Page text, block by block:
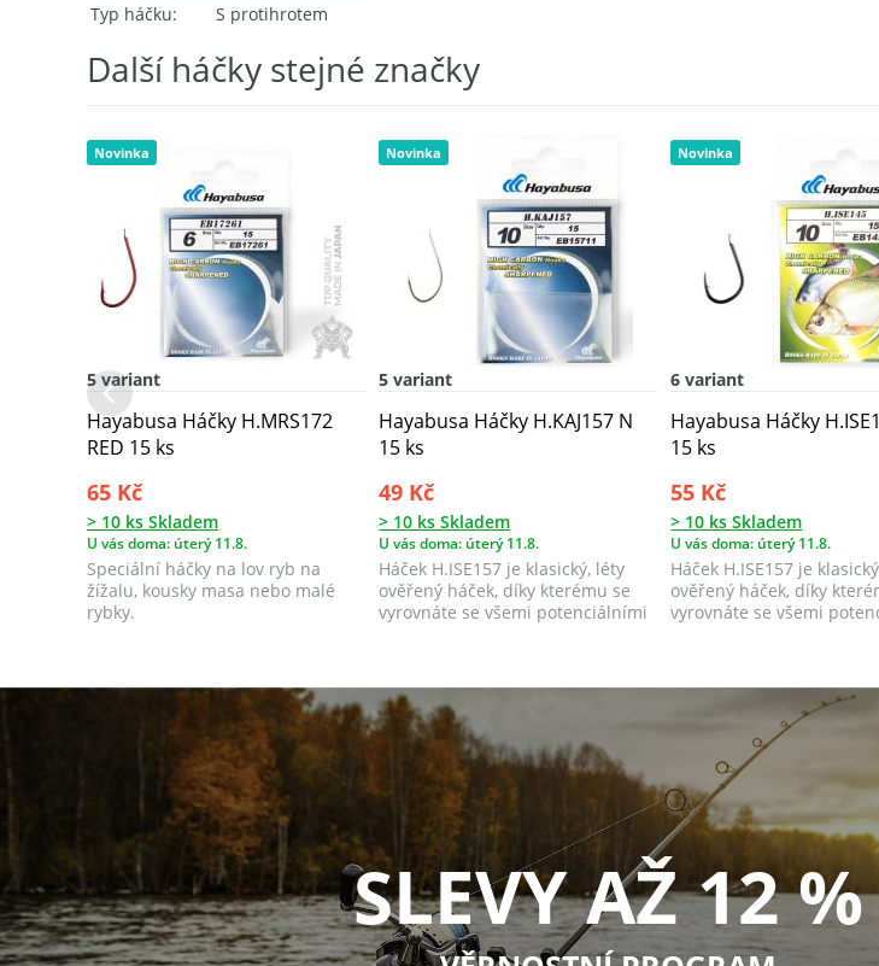
Typ háčku
S protihrotem
Další háčky stejné značky
Novinka
5 variant
Hayabusa Háčky H.MRS172
RED 15 ks
65 Kč
> 10 ks Skladem
U vás doma: úterý 11.8.
Speciální háčky na lov ryb na
žížalu, kousky masa nebo malé
rybky.
Novinka
5 variant
Hayabusa Háčky H.KAJ157 N
15 ks
49 Kč
> 10 ks Skladem
U vás doma: úterý 11.8.
Háček H.ISE157 je klasický, léty
ověřený háček, díky kterému se
vyrovnáte se všemi potenciálními
Novinka
6 variant
Hayabusa Háčky
15 ks
55 Kč
> 10 ks Skladem
U vás doma: úterý 11.8.
Háček H.ISE157 je
ověřený háček, díky
vyrovnáte se všemi
SLEVY AŽ 12 %